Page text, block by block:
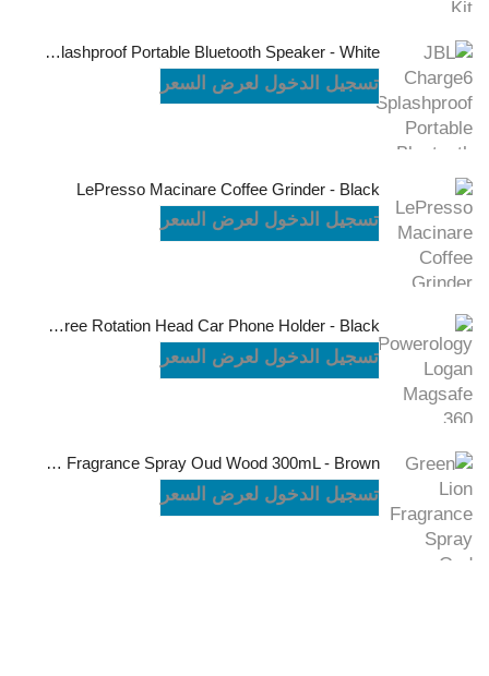
JBL Charge6 Splashproof Portable Bluetooth Speaker - White
تسجيل الدخول لعرض السعر
LePresso Macinare Coffee Grinder - Black
تسجيل الدخول لعرض السعر
Powerology Logan Magsafe 360 Degree Rotation Head Car Phone Holder - Black
تسجيل الدخول لعرض السعر
Green Lion Fragrance Spray Oud Wood 300mL - Brown
تسجيل الدخول لعرض السعر